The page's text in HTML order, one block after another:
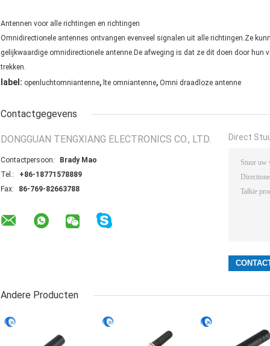
Antennen voor alle richtingen en richtingen
Omnidirectionele antennes ontvangen evenveel signalen uit alle richtingen.Ze
gelijkwaardige omnidirectionele antenne.De afweging is dat ze dit doen door hun
trekken.
label: openluchtomniantenne, lte omniantenne, Omni draadloze antenne
Contactgegevens
DONGGUAN TENGXIANG ELECTRONICS CO., LTD.
Contactpersoon:
Brady Mao
Tel.:
+86-18771578889
Fax:
86-769-82663788
Direct
Andere Producten